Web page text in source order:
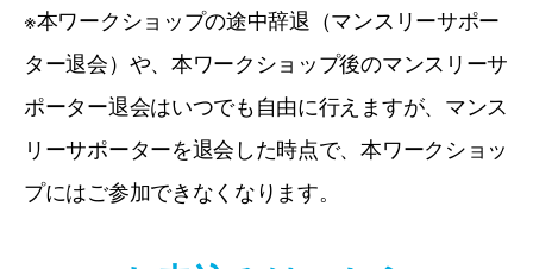
※本ワークショップの途中辞退（マンスリーサポー
ター退会）や、本ワークショップ後のマンスリーサ
ポーター退会はいつでも自由に行えますが、マンス
リーサポーターを退会した時点で、本ワークショッ
プにはご参加できなくなります。